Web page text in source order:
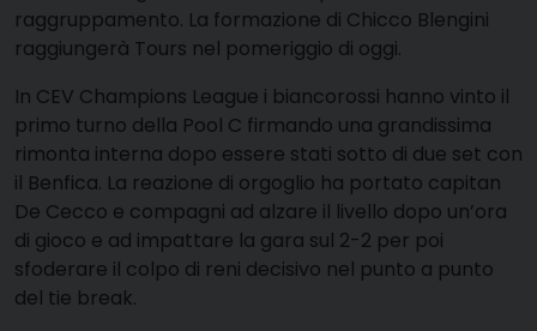
raggruppamento. La formazione di Chicco Blengini
raggiungerà Tours nel pomeriggio di oggi.
In CEV Champions League i biancorossi hanno vinto il
primo turno della Pool C firmando una grandissima
rimonta interna dopo essere stati sotto di due set con
il Benfica. La reazione di orgoglio ha portato capitan
De Cecco e compagni ad alzare il livello dopo un’ora
di gioco e ad impattare la gara sul 2-2 per poi
sfoderare il colpo di reni decisivo nel punto a punto
del tie break.